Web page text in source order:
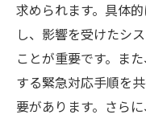
求められます。具体
し、影響を受けたシ
ことが重要です。ま
する緊急対応手順を
要があります。さら